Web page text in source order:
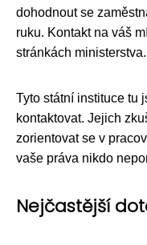
dohodnout se
ruku. Kontakt na váš
stránkách ministerstva.
Tyto státní instituce tu
kontaktovat. Jejich
zorientovat se v
vaše práva nikdo
Nejčastější